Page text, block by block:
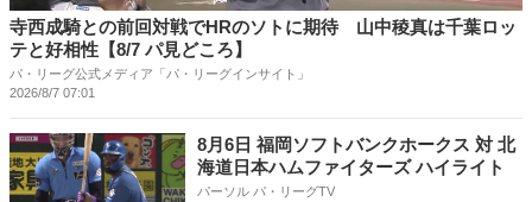
寺西成騎との前回対戦でHRのソトに期待 山中稜真は千葉ロッ
テと好相性【8/7 パ見どころ】
パ・リーグ公式メディア「パ・リーグインサイト」
2026/8/7 07:01
8月6日 福岡ソフトバンクホークス 対 北
海道日本ハムファイターズ ハイライト
パーソル パ・リーグTV